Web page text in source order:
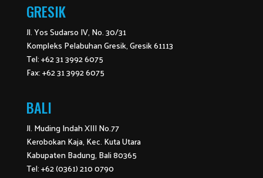
GRESIK
Jl. Yos Sudarso IV, No. 30/31
Kompleks Pelabuhan Gresik, Gresik 61113
Tel: +62 31 3992 6075
Fax: +62 31 3992 6075
BALI
Jl. Muding Indah XIII No.77
Kerobokan Kaja, Kec. Kuta Utara
Kabupaten Badung, Bali 80365
Tel: +62 (0361) 210 0790